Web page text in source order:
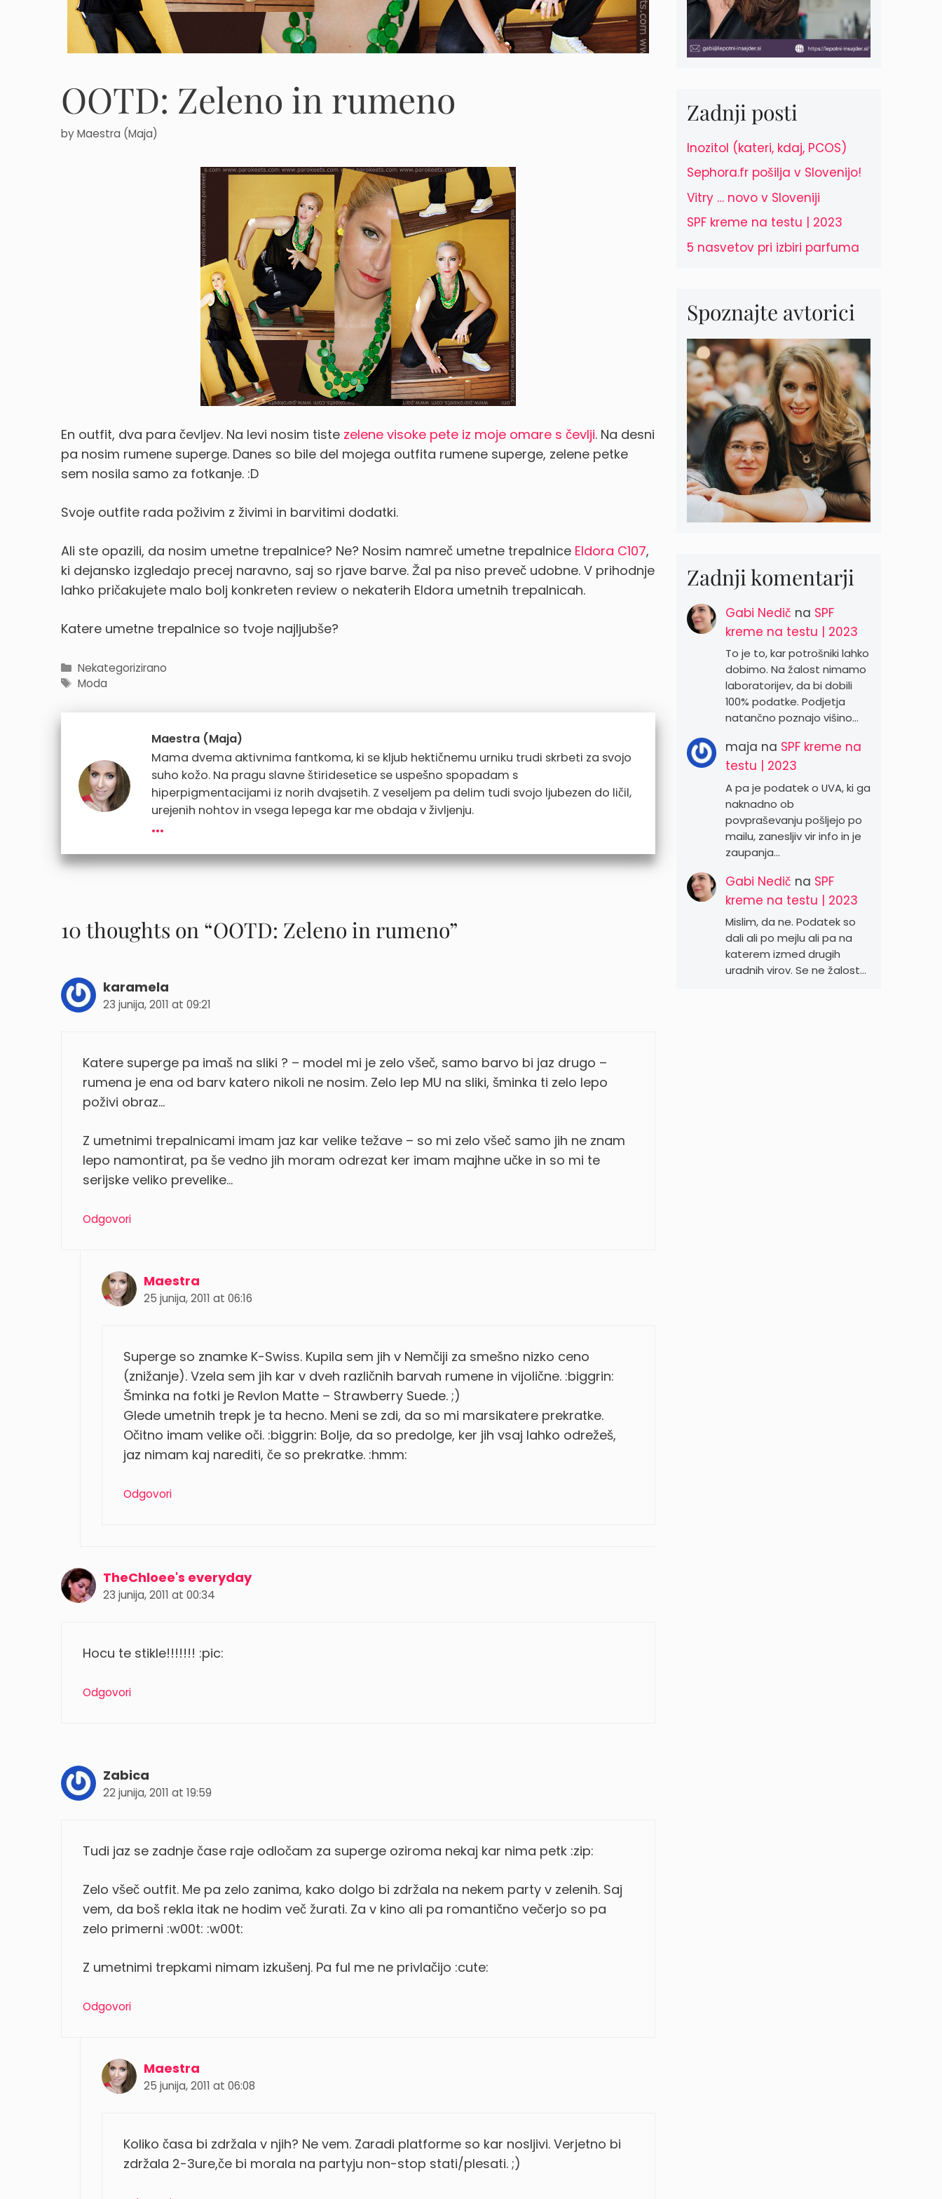
OOTD: Zeleno in rumeno
byMaestra (Maja)
En outfit, dva para čevljev. Na levi nosim tiste zelene visoke pete iz moje omare s čevlji. Na desni
pa nosim rumene superge. Danes so bile del mojega outfita rumene superge, zelene petke
sem nosila samo za fotkanje. :D
Svoje outfite rada poživim z živimi in barvitimi dodatki.
Ali ste opazili, da nosim umetne trepalnice? Ne? Nosim namreč umetne trepalnice Eldora C107,
ki dejansko izgledajo precej naravno, saj so rjave barve. Žal pa niso preveč udobne. V prihodnje
lahko pričakujete malo bolj konkreten review o nekaterih Eldora umetnih trepalnicah.
Katere umetne trepalnice so tvoje najljubše?
Categories
Nekategorizirano
Tags
Moda
Maestra (Maja)
Mama dvema aktivnima fantkoma, ki se kljub hektičnemu urniku trudi skrbeti za svojo
suho kožo. Na pragu slavne štiridesetice se uspešno spopadam s
hiperpigmentacijami iz norih dvajsetih. Z veseljem pa delim tudi svojo ljubezen do ličil,
urejenih nohtov in vsega lepega kar me obdaja v življenju.
...
10 thoughts on “OOTD: Zeleno in rumeno”
karamela
23 junija, 2011 at 09:21
Katere superge pa imaš na sliki ? – model mi je zelo všeč, samo barvo bi jaz drugo –
rumena je ena od barv katero nikoli ne nosim. Zelo lep MU na sliki, šminka ti zelo lepo
poživi obraz…
Z umetnimi trepalnicami imam jaz kar velike težave – so mi zelo všeč samo jih ne znam
lepo namontirat, pa še vedno jih moram odrezat ker imam majhne učke in so mi te
serijske veliko prevelike…
Odgovori
Maestra
25 junija, 2011 at 06:16
Superge so znamke K-Swiss. Kupila sem jih v Nemčiji za smešno nizko ceno
(znižanje). Vzela sem jih kar v dveh različnih barvah rumene in vijolične. :biggrin:
Šminka na fotki je Revlon Matte – Strawberry Suede. ;)
Glede umetnih trepk je ta hecno. Meni se zdi, da so mi marsikatere prekratke.
Očitno imam velike oči. :biggrin: Bolje, da so predolge, ker jih vsaj lahko odrežeš,
jaz nimam kaj narediti, če so prekratke. :hmm:
Odgovori
TheChloee's everyday
23 junija, 2011 at 00:34
Hocu te stikle!!!!!!! :pic:
Odgovori
Zabica
22 junija, 2011 at 19:59
Tudi jaz se zadnje čase raje odločam za superge oziroma nekaj kar nima petk :zip:
Zelo všeč outfit. Me pa zelo zanima, kako dolgo bi zdržala na nekem party v zelenih. Saj
vem, da boš rekla itak ne hodim več žurati. Za v kino ali pa romantično večerjo so pa
zelo primerni :w00t: :w00t:
Z umetnimi trepkami nimam izkušenj. Pa ful me ne privlačijo :cute:
Odgovori
Maestra
25 junija, 2011 at 06:08
Koliko časa bi zdržala v njih? Ne vem. Zaradi platforme so kar nosljivi. Verjetno bi
zdržala 2-3ure,če bi morala na partyju non-stop stati/plesati. ;)
Zadnji posti
Inozitol (kateri, kdaj, PCOS)
Sephora.fr pošilja v Slovenijo!
Vitry … novo v Sloveniji
SPF kreme na testu | 2023
5 nasvetov pri izbiri parfuma
Spoznajte avtorici
Zadnji komentarji
Gabi Nedič na SPF
kreme na testu | 2023
To je to, kar potrošniki lahko
dobimo. Na žalost nimamo
laboratorijev, da bi dobili
100% podatke. Podjetja
natančno poznajo višino…
maja na SPF kreme na
testu | 2023
A pa je podatek o UVA, ki ga
naknadno ob
povpraševanju pošljejo po
mailu, zanesljiv vir info in je
zaupanja…
Gabi Nedič na SPF
kreme na testu | 2023
Mislim, da ne. Podatek so
dali ali po mejlu ali pa na
katerem izmed drugih
uradnih virov. Se ne žalost…